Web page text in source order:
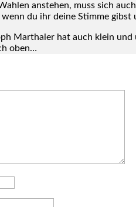
anste­hen, muss sich
du ihr dei­ne Stim­me
Mar­tha­ler hat auch klein
oben…